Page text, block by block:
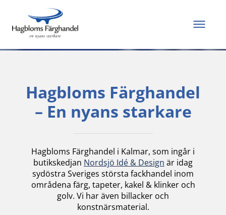
Allt du behöver för
att måla och renovera
Hagbloms Färghandel
– En nyans starkare
Hagbloms Färghandel i Kalmar, som ingår i
butikskedjan Nordsjö Idé & Design är idag
sydöstra Sveriges största fackhandel inom
områdena färg, tapeter, kakel & klinker och
golv. Vi har även billacker och
konstnärsmaterial.